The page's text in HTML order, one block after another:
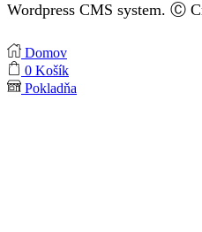
Wordpress CMS system. Ⓒ
Domov
0 Košík
Pokladňa